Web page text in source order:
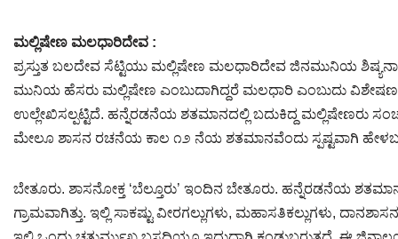
ಮಲ್ಲಿಷೇಣ ಮಲಧಾರಿದೇವ :
ಪ್ರಸ್ತುತ ಬಲದೇವ ಸೆಟ್ಟಿಯು ಮಲ್ಲಿಷೇಣ ಮಲಧಾರಿದೇವ ಜಿನಮುನಿಯ
ಮುನಿಯ ಹೆಸರು ಮಲ್ಲಿಷೇಣ ಎಂಬುದಾಗಿದ್ದರೆ ಮಲಧಾರಿ ಎಂಬುದು
ಉಲ್ಲೇಖಿಸಲ್ಪಟ್ಟಿದೆ. ಹನ್ನೆರಡನೆಯ ಶತಮಾನದಲ್ಲಿ ಬದುಕಿದ್ದ ಮಲ್ಲಿಷೇಣರು
ಮೇಲೂ ಶಾಸನ ರಚನೆಯ ಕಾಲ ೧೨ ನೆಯ ಶತಮಾನವೆಂದು ಸ್ಪಷ್ಟವಾಗಿ
ಬೇತೂರು. ಶಾಸನೋಕ್ತ ‘ಬೆಲ್ತೂರು’ ಇಂದಿನ ಬೇತೂರು. ಹನ್ನೆರಡನೆಯ
ಗ್ರಾಮವಾಗಿತ್ತು. ಇಲ್ಲಿ ಸಾಕಷ್ಟು ವೀರಗಲ್ಲುಗಳು, ಮಹಾಸತಿಕಲ್ಲುಗಳು,